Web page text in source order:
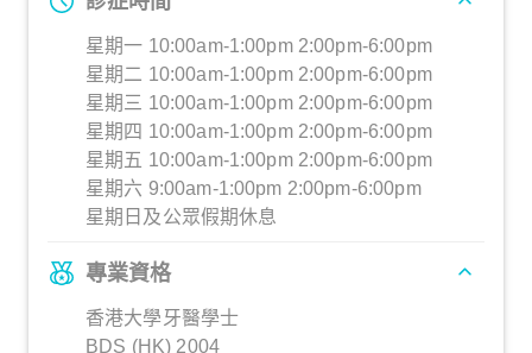
星期一 10:00am-1:00pm 2:00pm-6:00pm
星期二 10:00am-1:00pm 2:00pm-6:00pm
星期三 10:00am-1:00pm 2:00pm-6:00pm
星期四 10:00am-1:00pm 2:00pm-6:00pm
星期五 10:00am-1:00pm 2:00pm-6:00pm
星期六 9:00am-1:00pm 2:00pm-6:00pm
星期日及公眾假期休息
專業資格
香港大學牙醫學士
BDS (HK) 2004